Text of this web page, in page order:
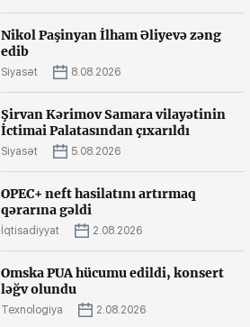
Nikol Paşinyan İlham Əliyevə zəng
edib
Siyasət 8.08.2026
Şirvan Kərimov Samara vilayətinin
İctimai Palatasından çıxarıldı
Siyasət 5.08.2026
OPEC+ neft hasilatını artırmaq
qərarına gəldi
İqtisadiyyat 2.08.2026
Omska PUA hücumu edildi, konsert
ləğv olundu
Texnologiya 2.08.2026